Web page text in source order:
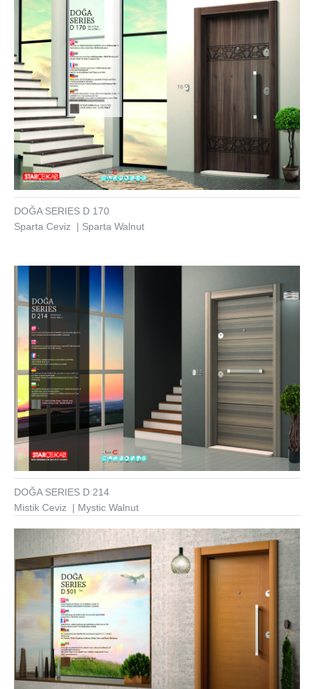
DOĞA SERIES D 170
Sparta Ceviz | Sparta Walnut
DOĞA SERIES D 214
Mistik Ceviz | Mystic Walnut